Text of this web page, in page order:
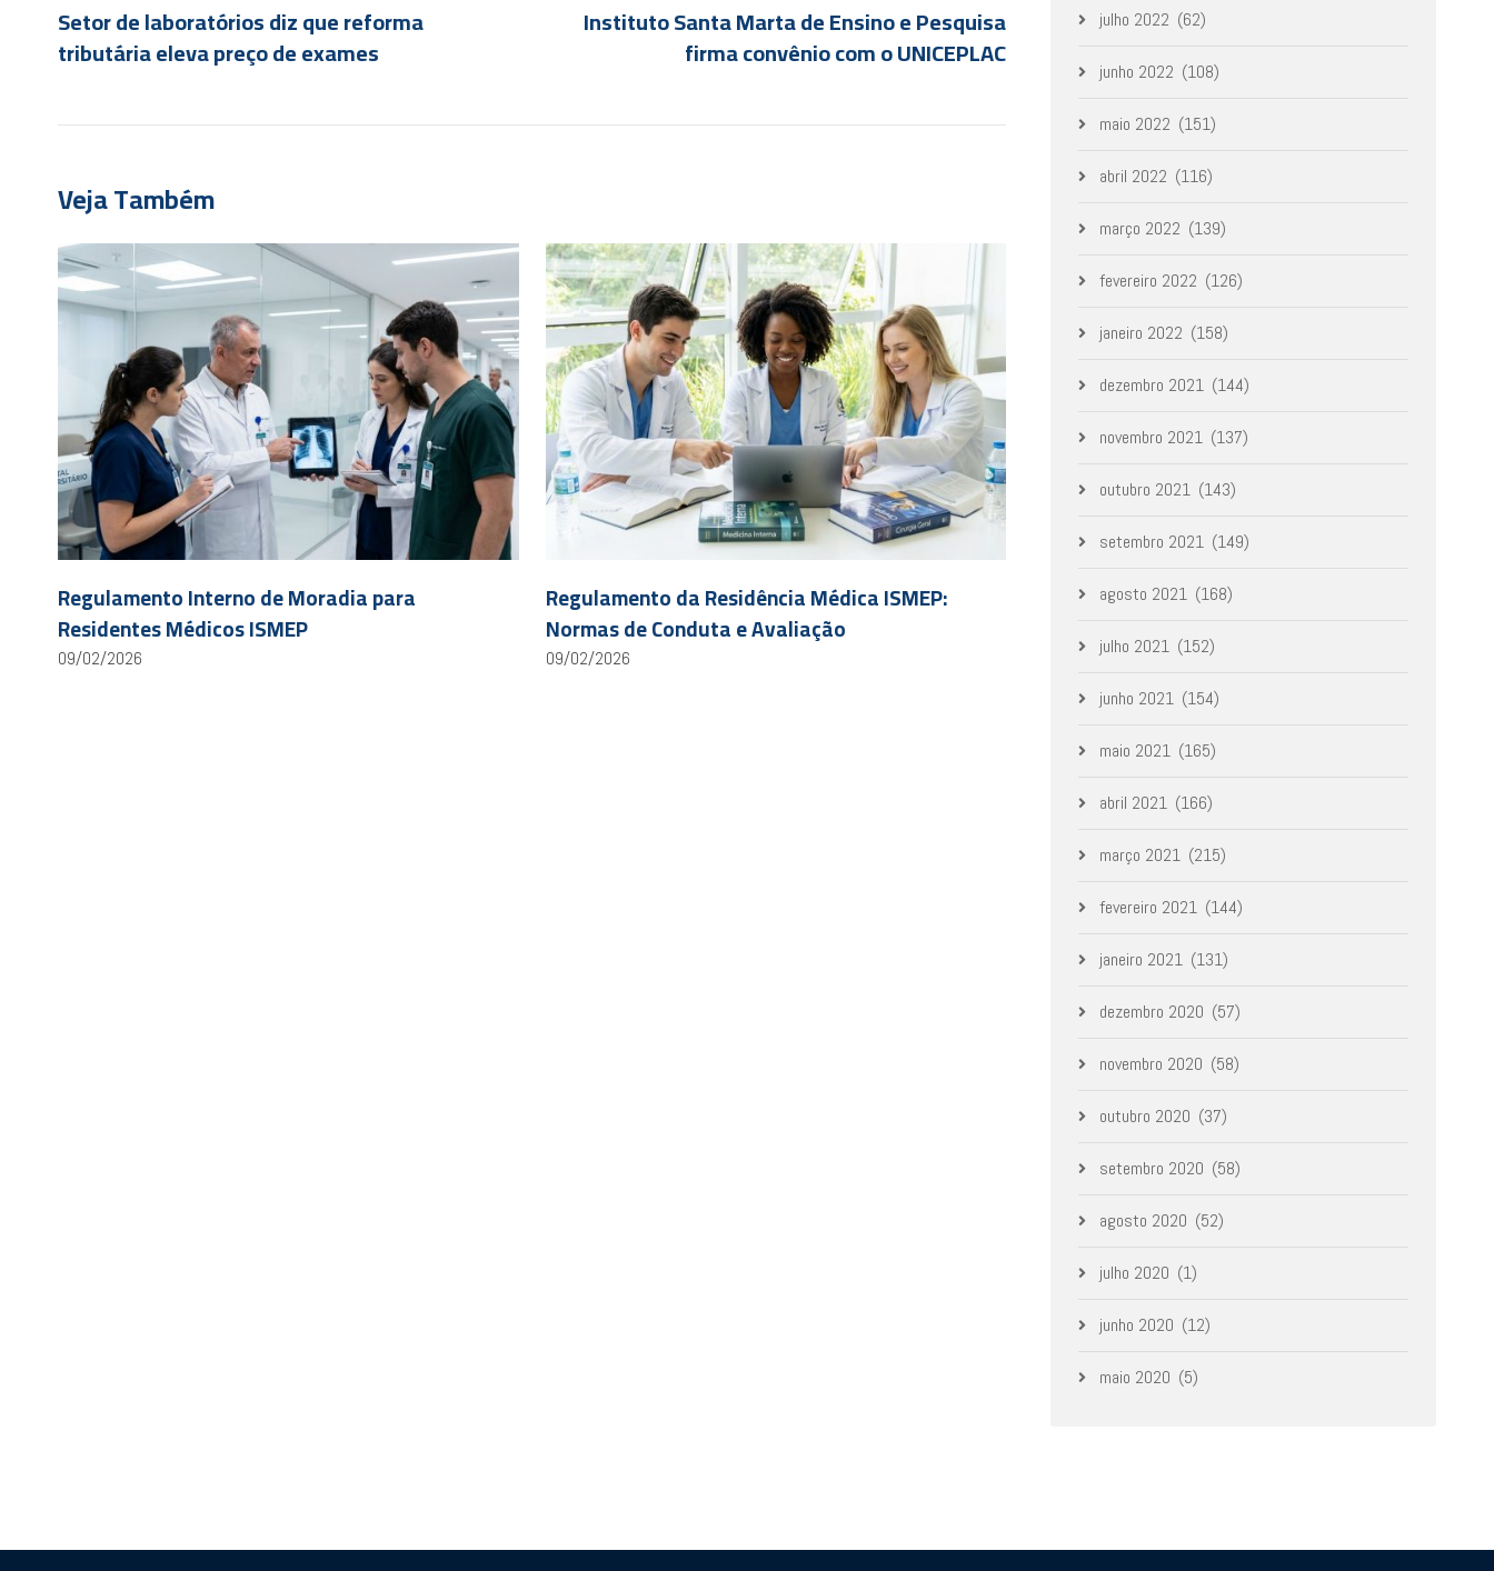
Setor de laboratórios diz que reforma
tributária eleva preço de exames
Instituto Santa Marta de Ensino e Pesquisa
firma convênio com o UNICEPLAC
Veja Também
Regulamento Interno de Moradia para
Residentes Médicos ISMEP
09/02/2026
Regulamento da Residência Médica ISMEP:
Normas de Conduta e Avaliação
09/02/2026
julho 2022 (62)
junho 2022 (108)
maio 2022 (151)
abril 2022 (116)
março 2022 (139)
fevereiro 2022 (126)
janeiro 2022 (158)
dezembro 2021 (144)
novembro 2021 (137)
outubro 2021 (143)
setembro 2021 (149)
agosto 2021 (168)
julho 2021 (152)
junho 2021 (154)
maio 2021 (165)
abril 2021 (166)
março 2021 (215)
fevereiro 2021 (144)
janeiro 2021 (131)
dezembro 2020 (57)
novembro 2020 (58)
outubro 2020 (37)
setembro 2020 (58)
agosto 2020 (52)
julho 2020 (1)
junho 2020 (12)
maio 2020 (5)